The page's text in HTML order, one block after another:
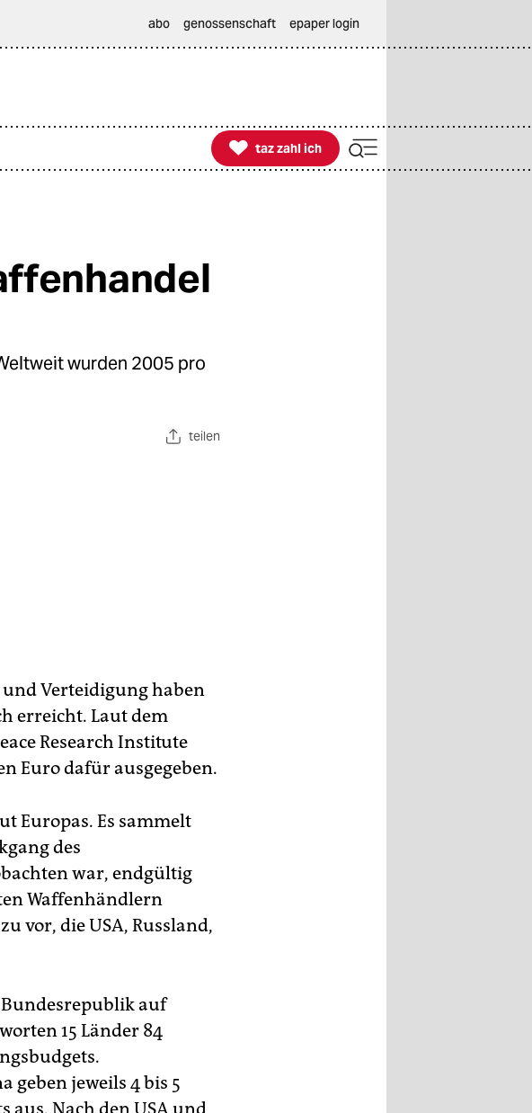
abo genossenschaft epaper login

taz zahl ich
taz zahl ich
wurden 2005 pro
teilen
Verteidigung haben
erreicht. Laut dem
Research Institute
Euro dafür ausgegeben.
Europas. Es sammelt
des
war, endgültig
Waffenhändlern
vor, die USA, Russland,
auf
15 Länder 84
geben jeweils 4 bis 5
aus. Nach den USA und